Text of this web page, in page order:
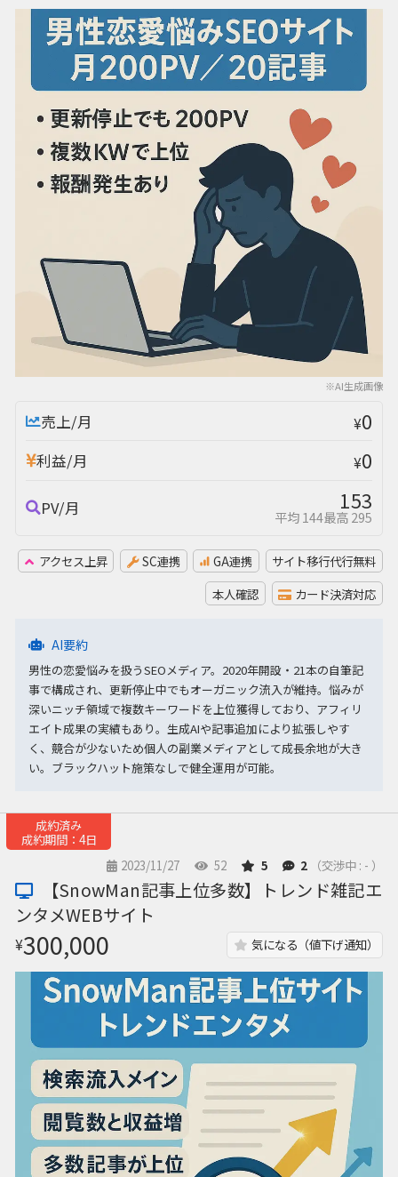
※AI生成画像
売上/月 ¥0
利益/月 ¥0
PV/月 153
平均 144最高 295
アクセス上昇 SC連携 GA連携
サイト移行代行無料
本人確認
カード決済対応
AI要約
男性の恋愛悩みを扱うSEOメディア。2020年開設・21本の自筆記
事で構成され、更新停止中でもオーガニック流入が維持。悩みが
深いニッチ領域で複数キーワードを上位獲得しており、アフィリ
エイト成果の実績もあり。生成AIや記事追加により拡張しやす
く、競合が少ないため個人の副業メディアとして成長余地が大き
い。ブラックハット施策なしで健全運用が可能。
成約済み
成約期間：4日
2023/11/27
52 5 2 （交渉中 : - ）
【SnowMan記事上位多数】トレンド雑記エ
ンタメWEBサイト
¥300,000 気になる（値下げ通知）